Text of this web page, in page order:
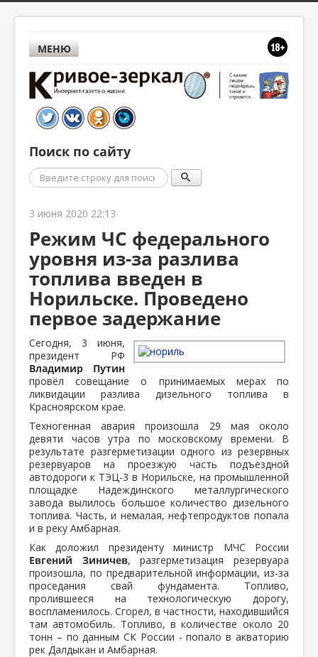
МЕНЮ
Поиск по сайту
Поиск
3 июня 2020 22:13
Режим ЧС федерального
уровня из-за разлива
топлива введен в
Норильске. Проведено
первое задержание
Сегодня, 3 июня,
президент РФ
Владимир Путин
провёл совещание о принимаемых мерах по
ликвидации разлива дизельного топлива в
Красноярском крае.
Техногенная авария произошла 29 мая около
девяти часов утра по московскому времени. В
результате разгерметизации одного из резервных
резервуаров на проезжую часть подъездной
автодороги к ТЭЦ-3 в Норильске, на промышленной
площадке Надеждинского металлургического
завода вылилось большое количество дизельного
топлива. Часть, и немалая, нефтепродуктов попала
и в реку Амбарная.
Как доложил президенту министр МЧС России
Евгений Зиничев, разгерметизация резервуара
произошла, по предварительной информации, из-за
проседания свай фундамента. Топливо,
пролившееся на технологическую дорогу,
воспламенилось. Сгорел, в частности, находившийся
там автомобиль. Топливо, в количестве около 20
тонн – по данным СК России - попало в акваторию
рек Далдыкан и Амбарная.